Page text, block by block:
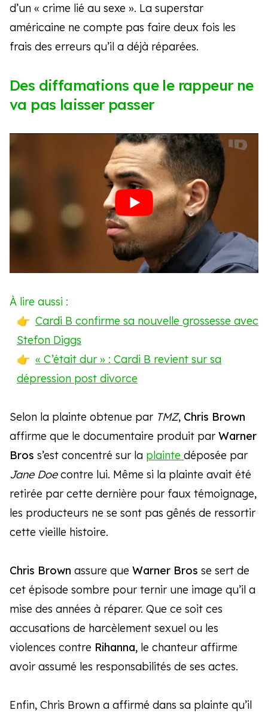
d’un « crime lié au sexe ». La superstar
américaine ne compte pas faire deux fois les
frais des erreurs qu’il a déjà réparées.
Des diffamations que le rappeur ne
va pas laisser passer
Selon la plainte obtenue par TMZ, Chris Brown
affirme que le documentaire produit par Warner
Bros s’est concentré sur la plainte déposée par
Jane Doecontre lui. Même si la plainte avait été
retirée par cette dernière pour faux témoignage,
les producteurs ne se sont pas gênés de ressortir
cette vieille histoire.
Chris Brown assure que Warner Bros se sert de
cet épisode sombre pour ternir une image qu’il a
mise des années à réparer. Que ce soit ces
accusations de harcèlement sexuel ou les
violences contre Rihanna, le chanteur affirme
avoir assumé les responsabilités de ses actes.
Enfin, Chris Brown a affirmé dans sa plainte qu’il
À lire aussi :
Cardi B confirme sa nouvelle grossesse avec
Stefon Diggs
« C’était dur » : Cardi B revient sur sa
dépression post divorce